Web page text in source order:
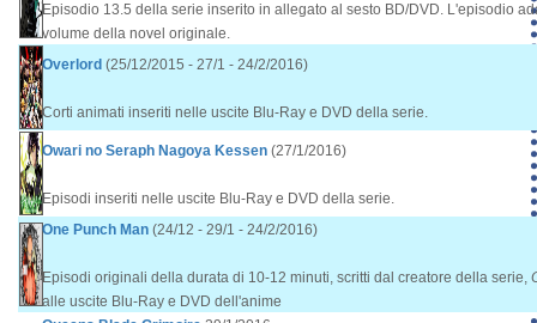
Episodio 13.5 della serie inserito in allegato al sesto BD/DVD. L'episodio
volume della novel originale.
Overlord (25/12/2015 - 27/1 - 24/2/2016)
Corti animati inseriti nelle uscite Blu-Ray e DVD della serie.
Owari no Seraph Nagoya Kessen (27/1/2016)
Episodi inseriti nelle uscite Blu-Ray e DVD della serie.
One Punch Man (24/12 - 29/1 - 24/2/2016)
Episodi originali della durata di 10-12 minuti, scritti dal creatore della serie,
alle uscite Blu-Ray e DVD dell'anime